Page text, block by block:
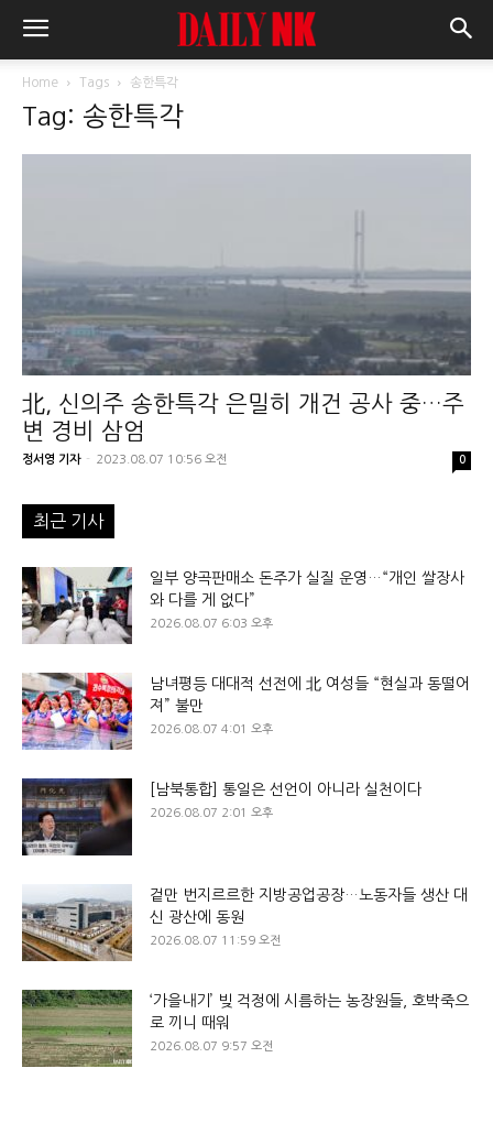
Home Tags 송한특각
Tag: 송한특각
北, 신의주 송한특각 은밀히 개건 공사 중…주
변 경비 삼엄
정서영 기자 - 2023.08.07 10:56 오전 0
최근 기사
일부 양곡판매소 돈주가 실질 운영…“개인 쌀장사
와 다를 게 없다”
2026.08.07 6:03 오후
남녀평등 대대적 선전에 北 여성들 “현실과 동떨어
져” 불만
2026.08.07 4:01 오후
[남북통합] 통일은 선언이 아니라 실천이다
2026.08.07 2:01 오후
겉만 번지르르한 지방공업공장…노동자들 생산 대
신 광산에 동원
2026.08.07 11:59 오전
‘가을내기’ 빚 걱정에 시름하는 농장원들, 호박죽으
로 끼니 때워
2026.08.07 9:57 오전